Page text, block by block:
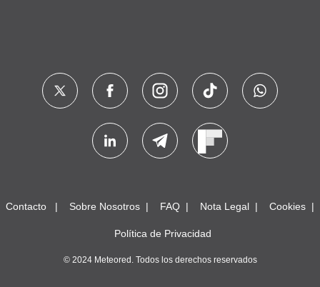
Contacto Sobre Nosotros FAQ Nota Legal Cookies
Política de Privacidad
© 2024 Meteored. Todos los derechos reservados